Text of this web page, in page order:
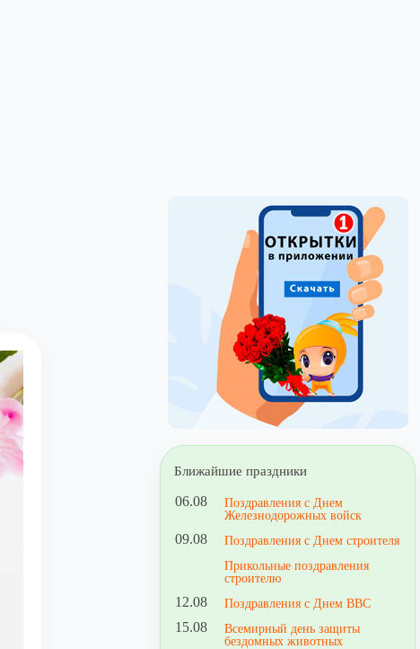
Ближайшие праздники
06.08
Поздравления с Днем
Железнодорожных войск
09.08
Поздравления с Днем строителя
Прикольные поздравления
строителю
12.08 Поздравления с Днем ВВС
15.08
Всемирный день защиты
бездомных животных